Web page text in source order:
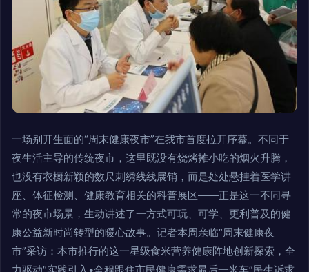
一场别开生面的“周末健康夜市”在我市首度拉开序幕。不同于
夜生活主导的传统夜市，这里既没有烧烤摊小吃的烟火升腾，
也没有衣橱新颖的数尺刺绣线线展销，而是处处悬挂着医学讲
座、体征检测、健康教育相关的科普展区——正是这一不同寻
常的夜市场景，生动讲述了一方式可玩、可学、更利普及的健
康公益新时尚转型的暖心故事。记者本周亲临“周末健康夜
市”采访：本市推行的这一星级食米营养健康阵地创新探索，全